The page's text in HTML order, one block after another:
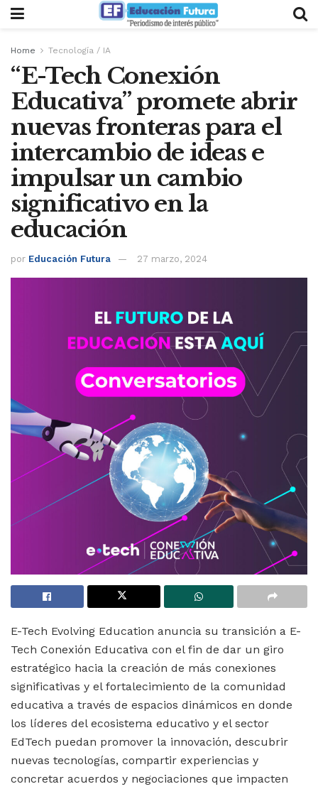
Home Tecnología / IA
“E-Tech Conexión
Educativa” promete abrir
nuevas fronteras para el
intercambio de ideas e
impulsar un cambio
significativo en la
educación
por Educación Futura 27 marzo, 2024
E-Tech Evolving Education anuncia su transición a E-
Tech Conexión Educativa con el fin de dar un giro
estratégico hacia la creación de más conexiones
significativas y el fortalecimiento de la comunidad
educativa a través de espacios dinámicos en donde
los líderes del ecosistema educativo y el sector
EdTech puedan promover la innovación, descubrir
nuevas tecnologías, compartir experiencias y
concretar acuerdos y negociaciones que impacten